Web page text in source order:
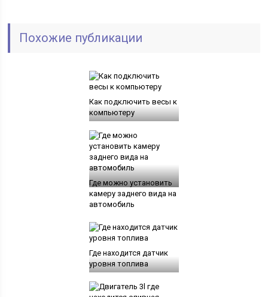
Похожие публикации
Как подключить весы к
компьютеру
Где можно установить
камеру заднего вида на
автомобиль
Где находится датчик
уровня топлива